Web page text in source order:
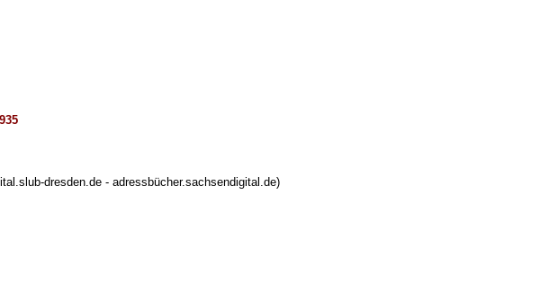
dresden.de - adressbücher.sachsendigital.de)